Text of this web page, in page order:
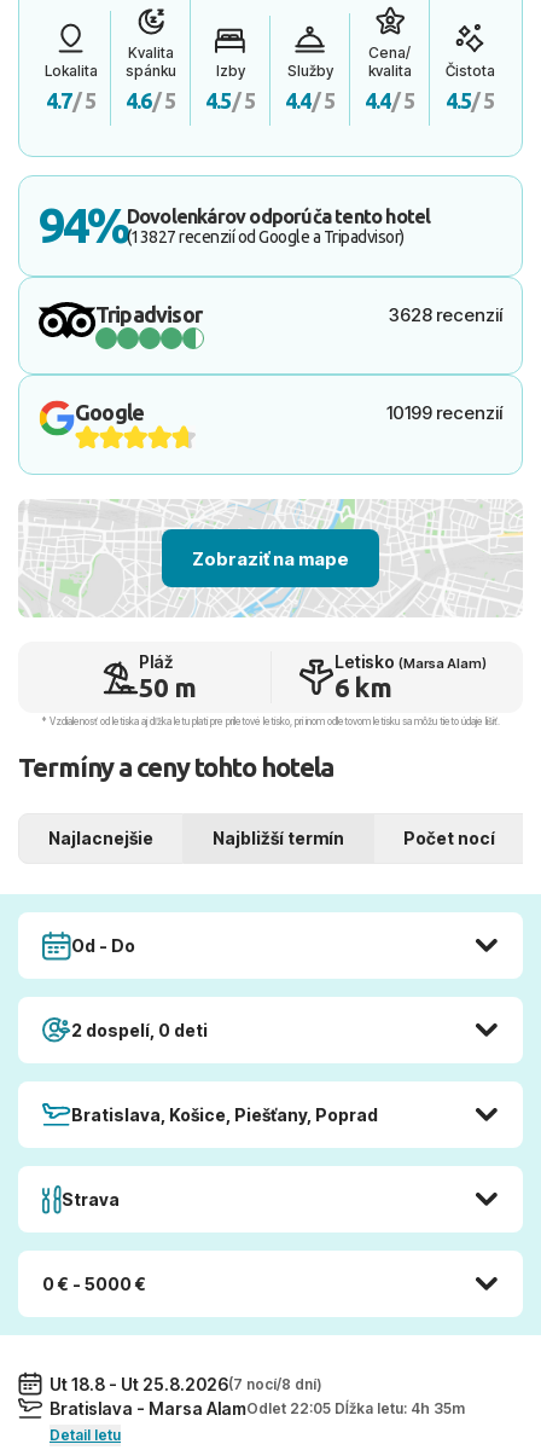
Lokalita
4.7/ 5
Kvalita
spánku
4.6/ 5
Izby
4.5/ 5
Služby
4.4/ 5
Cena/
kvalita
4.4/ 5
Čistota
4.5/ 5
94%Dovolenkárov odporúča tento hotel
(13827 recenzií od Google a Tripadvisor)
Tripadvisor 3628 recenzií
Google 10199 recenzií
Zobraziť na mape
Pláž
50 m
Letisko (Marsa Alam)
6 km
* Vzdialenosť od letiska aj dľžka letu platí pre príletové letisko, pri inom odletovom letisku sa môžu tieto údaje líšiť.
Termíny a ceny tohto hotela
Najlacnejšie Najbližší termín Počet nocí
Od - Do
2 dospelí, 0 deti
Bratislava, Košice, Piešťany, Poprad
Strava
0 € - 5000 €
Ut 18.8 - Ut 25.8.2026(7 nocí/8 dní)
Bratislava - Marsa AlamOdlet 22:05 Dĺžka letu: 4h 35m
Detail letu